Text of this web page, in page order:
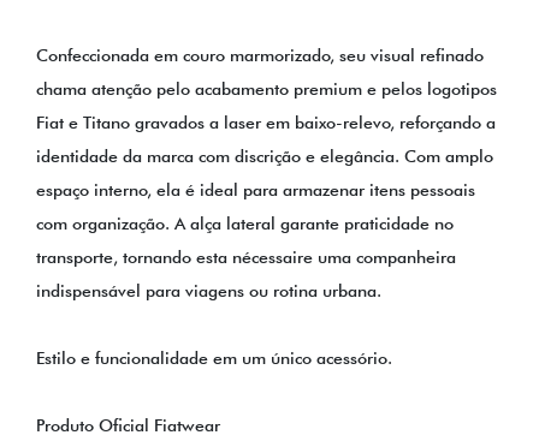
Confeccionada em couro marmorizado, seu visual refinado
chama atenção pelo acabamento premium e pelos logotipos
Fiat e Titano gravados a laser em baixo-relevo, reforçando a
identidade da marca com discrição e elegância. Com amplo
espaço interno, ela é ideal para armazenar itens pessoais
com organização. A alça lateral garante praticidade no
transporte, tornando esta nécessaire uma companheira
indispensável para viagens ou rotina urbana.
Estilo e funcionalidade em um único acessório.
Produto Oficial Fiatwear